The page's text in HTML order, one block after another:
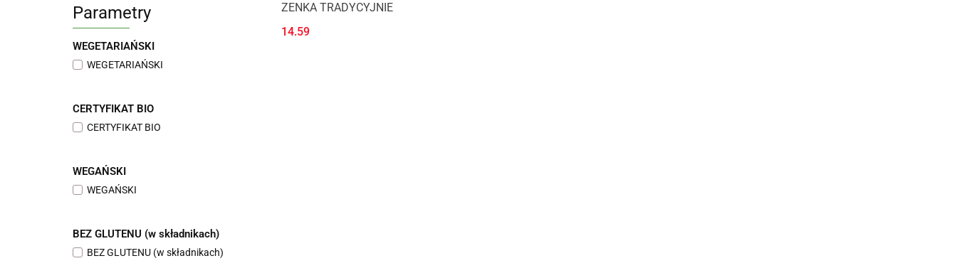
Parametry
WEGETARIAŃSKI
WEGETARIAŃSKI
CERTYFIKAT BIO
CERTYFIKAT BIO
WEGAŃSKI
WEGAŃSKI
BEZ GLUTENU (w składnikach)
BEZ GLUTENU (w składnikach)
ZENKA TRADYCYJNIE
14.59